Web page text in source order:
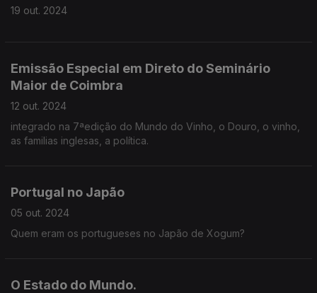
19 out. 2024
Emissão Especial em Direto do Seminário
Maior de Coimbra
12 out. 2024
integrado na 7ªedição do Mundo do Vinho, o Douro, o vinho,
as familias inglesas, a política.
Portugal no Japão
05 out. 2024
Quem eram os portugueses no Japão de Xogum?
O Estado do Mundo.